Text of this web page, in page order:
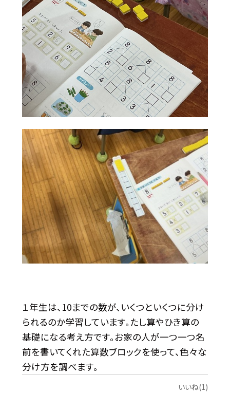
１年生は、10までの数が、いくつといくつに分け
られるのか学習しています。たし算やひき算の
基礎になる考え方です。お家の人が一つ一つ名
前を書いてくれた算数ブロックを使って、色々な
分け方を調べます。
いいね(1)